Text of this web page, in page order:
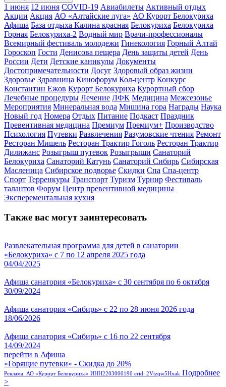
1 июня 12 июня COVID-19 Авиабилеты Активный отдых
Акции Акция АО «Алтайские луга» АО Курорт Белокуриха
Афиша База отдыха Калина красная Белокуриха Белокуриха
Горная Белокуриха-2 Водный мир Врачи-профессионалы
Всемирный фестиваль молодежи Гинекология Горный Алтай
Гороскоп Гости Денисова пещера День защиты детей День
России Дети Детские каникулы Документы
Достопримечательности Досуг Здоровый образ жизни
Здоровье Здравница Кинофорум Кол-центр Конкурс
Константин Ежов Курорт Белокуриха Курортный сбор
Лечебные процедуры Лечение ЛФК Медицина Межсезонье
Мероприятия Минеральная вода Мишина гора Награды Наука
Новый год Номера Отдых Питание Подкаст Праздник
Превентивная медицина Премиум Премиум+ Производство
Психология Путевки Развлечения Разумовские чтения Ремонт
Ресторан Мишель Ресторан Трактир Гоголь Ресторан Трактир
Дилижанс Розыгрыш путевок Розыгрыши Санаторий
Белокуриха Санаторий Катунь Санаторий Сибирь Сибирская
Масленица Сибирское подворье Скидки Спа Спа-центр
Спорт Терренкуры Транспорт Туризм Турнир Фестиваль
талантов Форум Центр превентивной медицины
Эксперементальная кухня
Также вас могут заинтересовать
Развлекательная программа для детей в санатории
«Белокуриха» с 7 по 12 апреля 2025 года
04/04/2025
Афиша санатория «Белокуриха» с 30 сентября по 6 октября
30/09/2024
Афиша санатория «Сибирь» с 22 по 28 июня 2026 года
18/06/2026
Афиша санатория «Сибирь» с 16 по 22 сентября
14/09/2024
перейти в Афиша
«Горящие путевки» - Скидка до 20%
Реклама. АО «Курорт Белокуриха» ИНН2203000190 erid: 2Vtzqw5Hxak Подробнее
>